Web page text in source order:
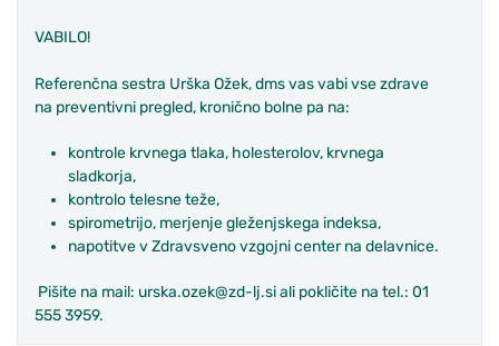
VABILO!
Referenčna sestra Urška Ožek, dms vas vabi vse zdrave
na preventivni pregled, kronično bolne pa na:
kontrole krvnega tlaka, holesterolov, krvnega
sladkorja,
kontrolo telesne teže,
spirometrijo, merjenje gleženjskega indeksa,
napotitve v Zdravsveno vzgojni center na delavnice.
Pišite na mail: urska.ozek@zd-lj.si ali pokličite na tel.: 01
555 3959.